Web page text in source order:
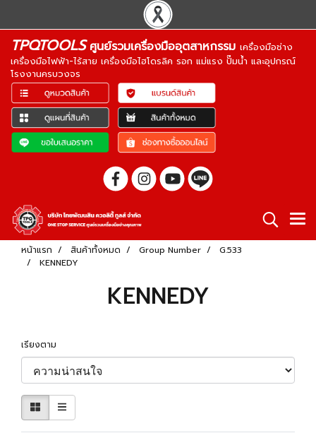
TPQTOOLSศูนย์รวมเครื่องมืออุตสาหกรรม เครื่องมือช่าง
เครื่องมือไฟฟ้า-ไร้สาย เครื่องมือไฮโดรลิค รอก แม่แรง ปั๊มน้ำ และอุปกรณ์
โรงงานครบวงจร
หน้าแรก สินค้าทั้งหมด Group Number
G.533
KENNEDY
KENNEDY
เรียงตาม